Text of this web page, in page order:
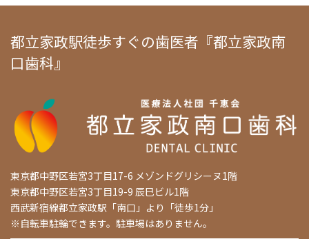
都立家政駅徒歩すぐの歯医者『都立家政南
口歯科』
東京都中野区若宮3丁目17-6 メゾンドグリシーヌ1階
東京都中野区若宮3丁目19-9 辰巳ビル1階
西武新宿線都立家政駅「南口」より「徒歩1分」
※自転車駐輪できます。駐車場はありません。